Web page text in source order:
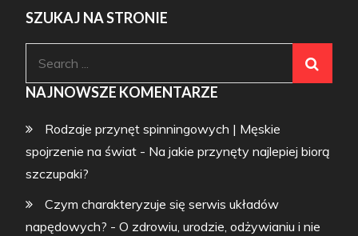
SZUKAJ NA STRONIE
NAJNOWSZE KOMENTARZE
Rodzaje przynęt spinningowych | Męskie
spojrzenie na świat - Na jakie przynęty najlepiej biorą
szczupaki?
Czym charakteryzuje się serwis układów
napędowych? - O zdrowiu, urodzie, odżywianiu i nie